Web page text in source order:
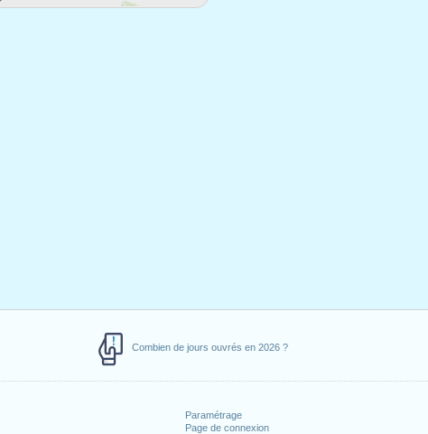
Combien de jours ouvrés en 2026 ?
Paramétrage
Page de connexion